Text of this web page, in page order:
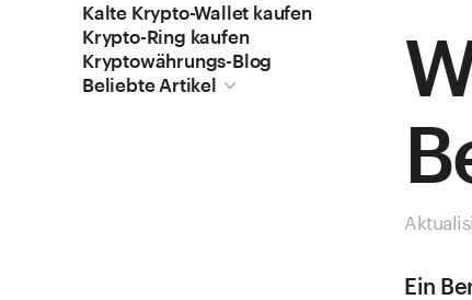
Kalte Krypto-Wallet kaufen
Krypto-Ring kaufen
Kryptowährungs-Blog
Beliebte Artikel
Ein